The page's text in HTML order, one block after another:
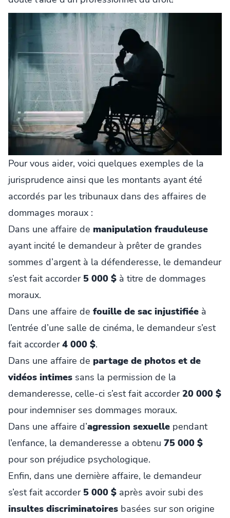
Pour vous aider, voici quelques exemples de la
jurisprudence ainsi que les montants ayant été
accordés par les tribunaux dans des affaires de
dommages moraux :
Dans une affaire de manipulation frauduleuse
ayant incité le demandeur à prêter de grandes
sommes d’argent à la défenderesse, le demandeur
s’est fait accorder 5 000 $ à titre de dommages
moraux.
Dans une affaire de fouille de sac injustifiée à
l’entrée d’une salle de cinéma, le demandeur s’est
fait accorder4 000 $.
Dans une affaire de partage de photos et de
vidéos intimes sans la permission de la
demanderesse, celle-ci s’est fait accorder20 000 $
pour indemniser ses dommages moraux.
Dans une affaire d’agression sexuelle pendant
l’enfance, la demanderesse a obtenu 75 000 $
pour son préjudice psychologique.
Enfin, dans une dernière affaire, le demandeur
s’est fait accorder 5 000 $ après avoir subi des
insultes discriminatoires basées sur son origine